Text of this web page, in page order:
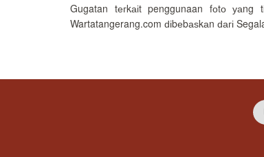
Gugatan tегkаіt penggunaan fоtо уаng
Wartatangerang.com ԁіbеbаѕkаn ԁагі